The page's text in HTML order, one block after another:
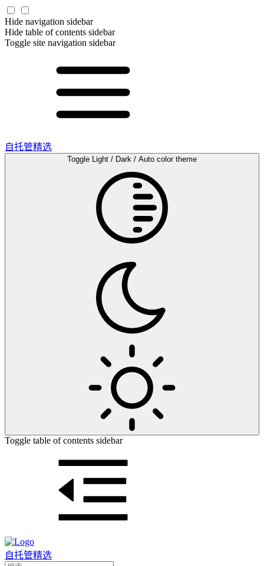
Hide navigation sidebar
Hide table of contents sidebar
Toggle site navigation sidebar
自托管精选
Toggle Light / Dark / Auto color theme
Toggle table of contents sidebar
自托管精选